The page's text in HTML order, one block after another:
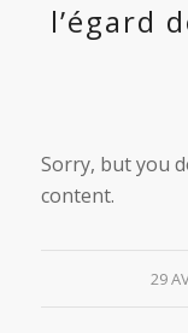
l’égard
Sorry, but you
content.
29 /